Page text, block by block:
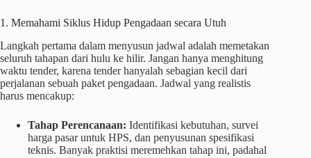
1. Memahami Siklus Hidup Pengadaan secara Utuh
Langkah pertama dalam menyusun jadwal adalah memetakan
seluruh tahapan dari hulu ke hilir. Jangan hanya menghitung
waktu tender, karena tender hanyalah sebagian kecil dari
perjalanan sebuah paket pengadaan. Jadwal yang realistis
harus mencakup:
Tahap Perencanaan: Identifikasi kebutuhan, survei
harga pasar untuk HPS, dan penyusunan spesifikasi
teknis. Banyak praktisi meremehkan tahap ini, padahal